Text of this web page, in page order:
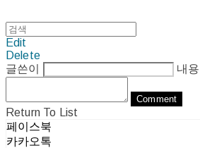
Edit
Delete
글쓴이
내용
Comment
Return To List
페이스북
카카오톡